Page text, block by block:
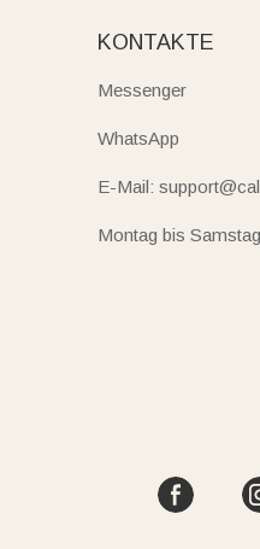
KONTAKTE
Messenger
WhatsApp
E-Mail:
Montag bis